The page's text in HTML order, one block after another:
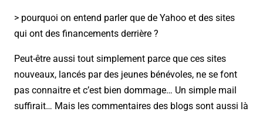
> pourquoi on entend parler que de Yahoo et des sites
qui ont des financements derrière ?
Peut-être aussi tout simplement parce que ces sites
nouveaux, lancés par des jeunes bénévoles, ne se font
pas connaitre et c’est bien dommage… Un simple mail
suffirait… Mais les commentaires des blogs sont aussi là